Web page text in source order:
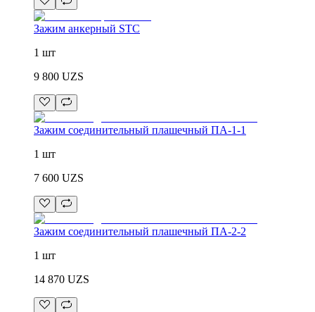
Зажим анкерный STC
1 шт
9 800 UZS
Зажим соединительный плашечный ПА-1-1
1 шт
7 600 UZS
Зажим соединительный плашечный ПА-2-2
1 шт
14 870 UZS